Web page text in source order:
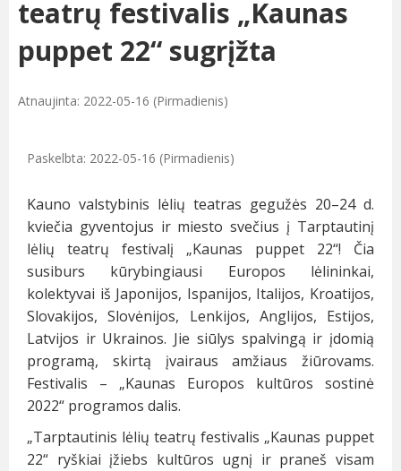
teatrų festivalis „Kaunas
puppet 22“ sugrįžta
Atnaujinta: 2022-05-16 (Pirmadienis)
Paskelbta: 2022-05-16 (Pirmadienis)
Kauno valstybinis lėlių teatras gegužės 20–24 d.
kviečia gyventojus ir miesto svečius į Tarptautinį
lėlių teatrų festivalį „Kaunas puppet 22“! Čia
susiburs kūrybingiausi Europos lėlininkai,
kolektyvai iš Japonijos, Ispanijos, Italijos, Kroatijos,
Slovakijos, Slovėnijos, Lenkijos, Anglijos, Estijos,
Latvijos ir Ukrainos. Jie siūlys spalvingą ir įdomią
programą, skirtą įvairaus amžiaus žiūrovams.
Festivalis – „Kaunas Europos kultūros sostinė
2022“ programos dalis.
„Tarptautinis lėlių teatrų festivalis „Kaunas puppet
22“ ryškiai įžiebs kultūros ugnį ir praneš visam